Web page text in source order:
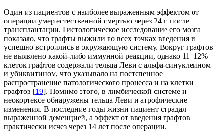
Один из пациентов с наиболее выраженным эффектом от
операции умер естественной смертью через 24 г. после
трансплантации. Гистологическое исследование его мозга
показало, что графты выжили во всех точках введения и
успешно встроились в окружающую систему. Вокруг графтов
не выявлено какой-либо иммунной реакции, однако 11–12%
клеток графтов содержали тельца Леви с альфа-синуклеином
и убиквитином, что указывало на постепенное
распространение патологического процесса и на клетки
графтов [19]. Помимо этого, в лимбической системе и
неокортексе обнаружены тельца Леви и атрофические
изменения. В последние годы жизни пациент страдал
выраженной деменцией, а эффект от введения графтов
практически исчез через 14 лет после операции.